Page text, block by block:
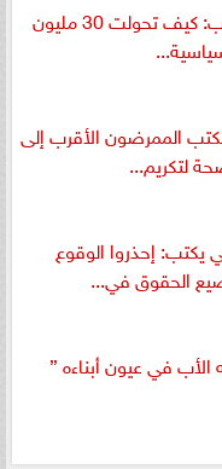
عبدالعزيز محسن يكتب: كيف تحولت 30 مليون
الممرضون الأقرب إلى
لتكريم...
يكتب: إحذروا الوقوع
الحقوق في...
في عيون أبناءه ”